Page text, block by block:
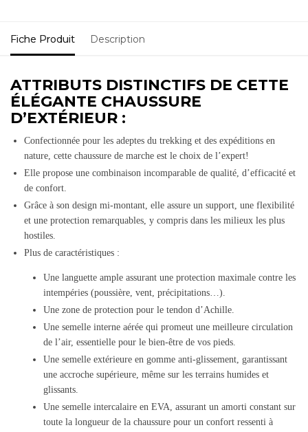
Fiche Produit Description
ATTRIBUTS DISTINCTIFS DE CETTE
ÉLÉGANTE CHAUSSURE
D’EXTÉRIEUR :
Confectionnée pour les adeptes du trekking et des expéditions en
nature, cette chaussure de marche est le choix de l’expert!
Elle propose une combinaison incomparable de qualité, d’efficacité et
de confort.
Grâce à son design mi-montant, elle assure un support, une flexibilité
et une protection remarquables, y compris dans les milieux les plus
hostiles.
Plus de caractéristiques :
Une languette ample assurant une protection maximale contre les
intempéries (poussière, vent, précipitations…).
Une zone de protection pour le tendon d’Achille.
Une semelle interne aérée qui promeut une meilleure circulation
de l’air, essentielle pour le bien-être de vos pieds.
Une semelle extérieure en gomme anti-glissement, garantissant
une accroche supérieure, même sur les terrains humides et
glissants.
Une semelle intercalaire en EVA, assurant un amorti constant sur
toute la longueur de la chaussure pour un confort ressenti à